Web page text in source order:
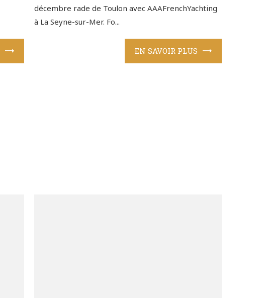
décembre rade de Toulon avec AAAFrenchYachting
à La Seyne-sur-Mer. Fo...
EN SAVOIR PLUS